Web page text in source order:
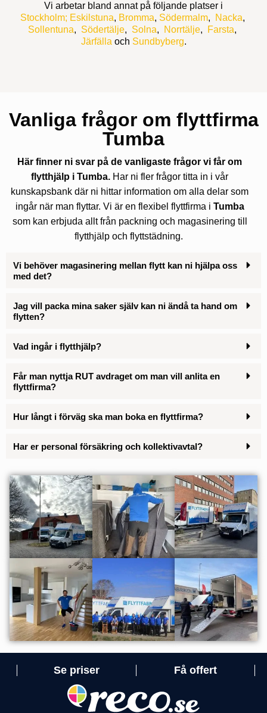
Vi arbetar bland annat på följande platser i
Stockholm; Eskilstuna, Bromma, Södermalm, Nacka,
Sollentuna, Södertälje, Solna, Norrtälje, Farsta,
Järfälla och Sundbyberg.
Vanliga frågor om flyttfirma
Tumba
Här finner ni svar på de vanligaste frågor vi får om
flytthjälp i Tumba. Har ni fler frågor titta in i vår
kunskapsbank där ni hittar information om alla delar som
ingår när man flyttar. Vi är en flexibel flyttfirma i Tumba
som kan erbjuda allt från packning och magasinering till
flytthjälp och flyttstädning.
Vi behöver magasinering mellan flytt kan ni hjälpa oss
med det?
Jag vill packa mina saker själv kan ni ändå ta hand om
flytten?
Vad ingår i flytthjälp?
Får man nyttja RUT avdraget om man vill anlita en
flyttfirma?
Hur långt i förväg ska man boka en flyttfirma?
Har er personal försäkring och kollektivavtal?
Se priser Få offert